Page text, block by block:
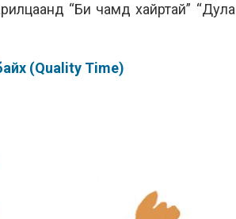
“Би чамд хайртай”
(Quality Time)